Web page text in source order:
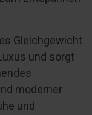
Gleichgewicht
und sorgt
moderner
und